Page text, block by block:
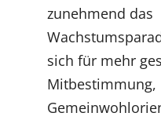
zunehmend das
sich für mehr
Mitbestimmung,